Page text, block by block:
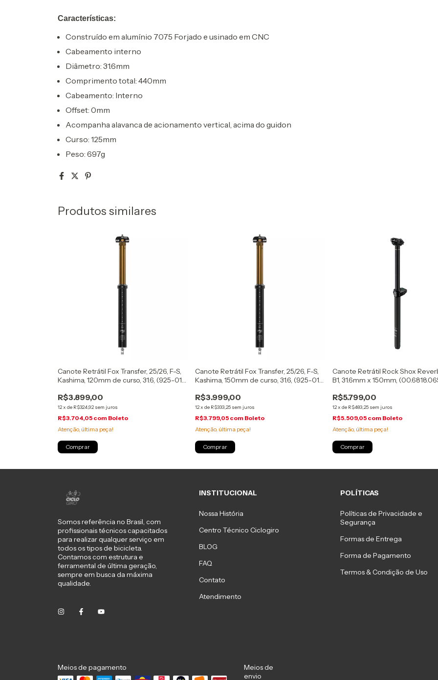
Características:
Construído em alumínio 7075 Forjado e usinado em CNC
Cabeamento interno
Diâmetro: 31.6mm
Comprimento total: 440mm
Cabeamento: Interno
Offset: 0mm
Acompanha alavanca de acionamento vertical, acima do guidon
Curso: 125mm
Peso: 697g
Produtos similares
Canote Retrátil Fox Transfer, 25/26, F-S,
Kashima, 120mm de curso, 31.6, (925-01-
R$3.899,00
12x de R$324,92 sem juros
R$3.704,05 com Boleto
Atenção, última peça!
Canote Retrátil Fox Transfer, 25/26, F-S,
Kashima, 150mm de curso, 31.6, (925-01-
R$3.999,00
12x de R$333,25 sem juros
R$3.799,05 com Boleto
Atenção, última peça!
Canote Retrátil Rock Shox
B1, 31.6mm x 150mm,
R$5.799,00
12x de R$483,25 sem juros
R$5.509,05 com Boleto
Atenção, última peça!
Somos referência no Brasil, com
profissionais técnicos capacitados
para realizar qualquer serviço em
todos os tipos de bicicleta.
Contamos com estrutura e
ferramental de última geração,
sempre em busca da máxima
qualidade.
INSTITUCIONAL
Nossa História
Centro Técnico Ciclogiro
BLOG
FAQ
Contato
Atendimento
POLÍTICAS
Políticas de Privacidade e
Segurança
Formas de Entrega
Forma de Pagamento
Termos & Condição de Uso
Meios de pagamento
Meios de
envio